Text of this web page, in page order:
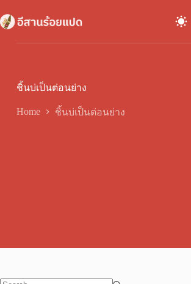
to
content
ชิ้นบ่เป็นต่อนย่าง
Home ชิ้นบ่เป็นต่อนย่าง